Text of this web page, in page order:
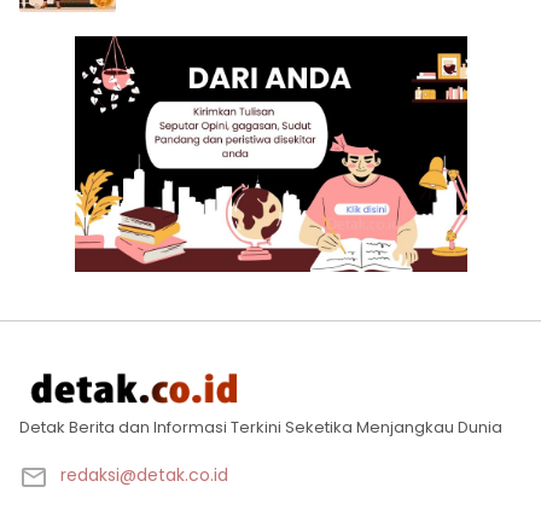
Detak Berita dan Informasi Terkini Seketika Menjangkau Dunia
redaksi@detak.co.id